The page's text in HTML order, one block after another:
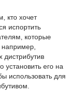
кто хочет
испортить
которые
дистрибутив
установить его на
использовать для